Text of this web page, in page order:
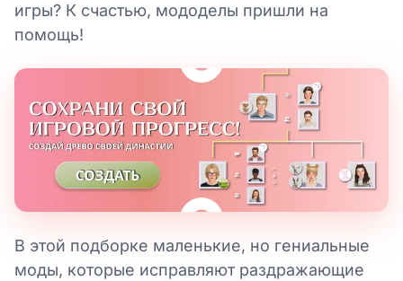
игры? К счастью, мододелы пришли на
помощь!
В этой подборке маленькие, но гениальные
моды, которые исправляют раздражающие